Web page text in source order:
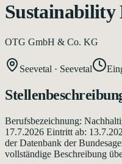
Sustainability
OTG GmbH & Co. KG
Seevetal · Seevetal
Berufsbezeichnung:
17.7.2026 Eintritt ab:
der Datenbank der
vollständige Beschreibung